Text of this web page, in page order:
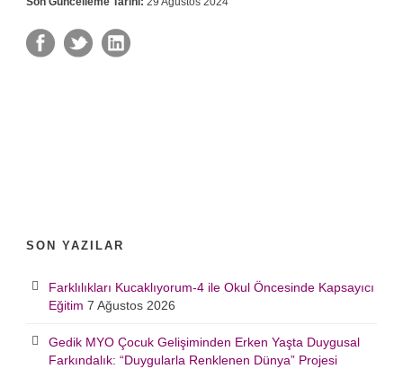
SON YAZILAR
Farklılıkları Kucaklıyorum-4 ile Okul Öncesinde Kapsayıcı
Eğitim 7 Ağustos 2026
Gedik MYO Çocuk Gelişiminden Erken Yaşta Duygusal
Farkındalık: “Duygularla Renklenen Dünya” Projesi